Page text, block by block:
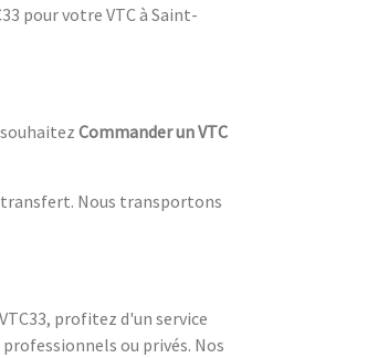
pour votre VTC à Saint-
souhaitezCommander un VTC
transfert. Nous transportons
profitez d'un service
ou privés. Nos